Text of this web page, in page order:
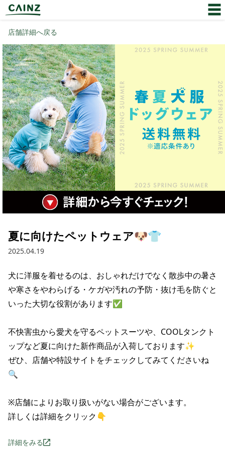
店舗詳細へ戻る
夏に向けたペットウェア🐶👕
2025.04.19
犬に洋服を着せるのは、おしゃれだけでなく散歩中の暑さ
や寒さをやわらげる・ケガや汚れの予防・抜け毛を防ぐと
いった大切な役割があります✅
不快害虫から愛犬を守るペットスーツや、COOLタンクト
ップなど夏に向けた新作商品が入荷しております✨
ぜひ、店舗や特設サイトをチェックしてみてくださいね
🔍
※店舗によりお取り扱いがない場合がございます。
詳しくは詳細をクリック👇
詳細をみる